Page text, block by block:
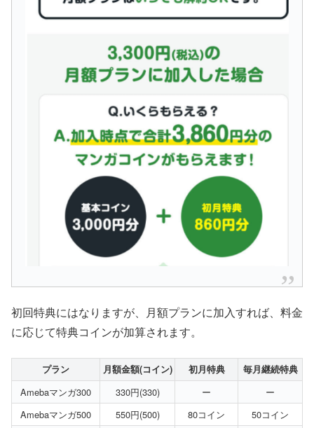
初回特典にはなりますが、月額プランに加入すれば、料金
に応じて特典コインが加算されます。
プラン 月額金額(コイン) 初月特典 毎月継続特典
Amebaマンガ300 330円(330) ー
ー
Amebaマンガ500
550円(500) 80コイン 50コイン